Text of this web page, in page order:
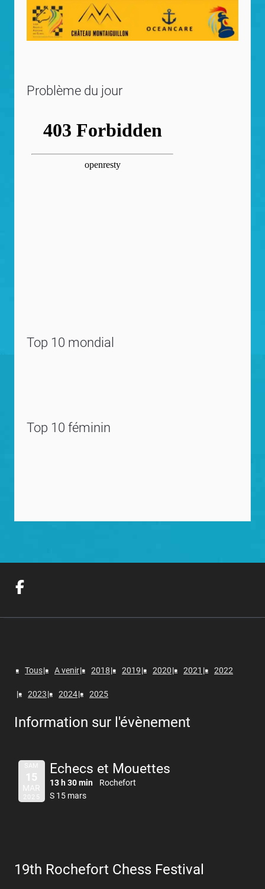
Problème du jour
Top 10 mondial
Top 10 féminin
Tous A venir 2018 2019 2020 2021 2022
2023 2024 2025
Information sur l'évènement
SAM
15
MAR
2025
Echecs et Mouettes
13 h 30 min
Rochefort
S 15 mars
19th Rochefort Chess Festival